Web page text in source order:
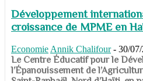
Développement
croissance de MPME en
Economie Annik Chalifour - 30/
​​​​​​​Le Centre Éducatif pour le
l’Épanouissement de